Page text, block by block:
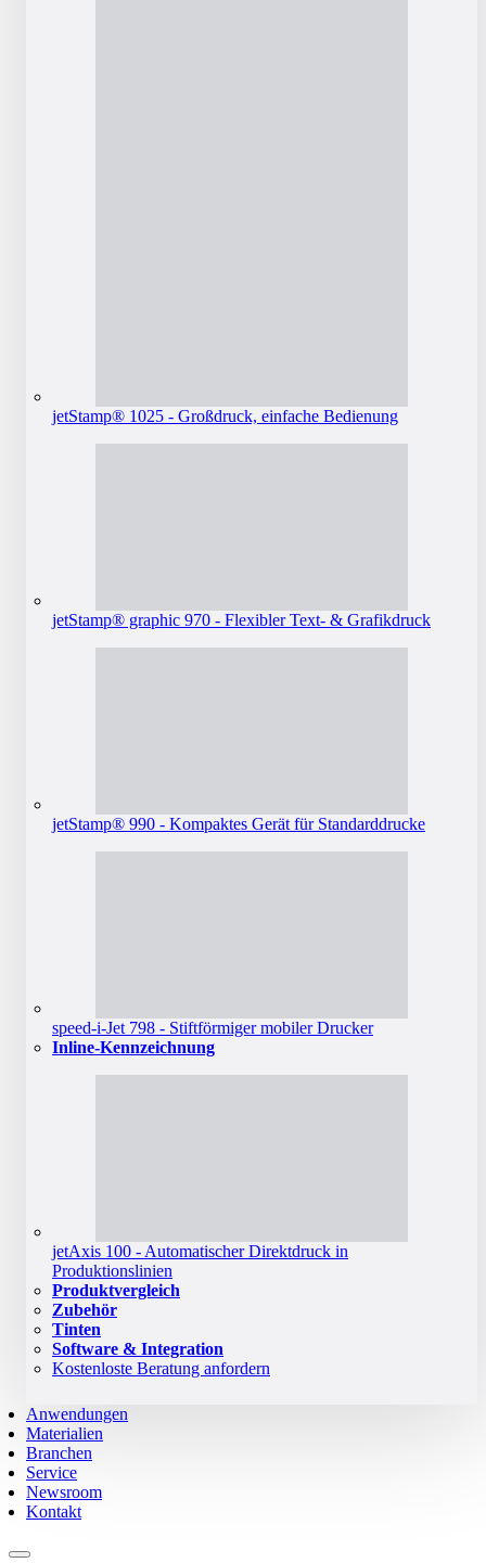
jetStamp® 1025 - Großdruck, einfache Bedienung
jetStamp® graphic 970 - Flexibler Text- & Grafikdruck
jetStamp® 990 - Kompaktes Gerät für Standarddrucke
speed-i-Jet 798 - Stiftförmiger mobiler Drucker
Inline-Kennzeichnung
jetAxis 100 - Automatischer Direktdruck in
Produktionslinien
Produktvergleich
Zubehör
Tinten
Software & Integration
Kostenloste Beratung anfordern
Anwendungen
Materialien
Branchen
Service
Newsroom
Kontakt